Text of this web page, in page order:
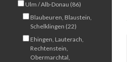
Ulm / Alb-Donau (86)
Blaubeuren, Blaustein,
Schelklingen (22)
Ehingen, Lauterach,
Rechtenstein,
Obermarchtal,